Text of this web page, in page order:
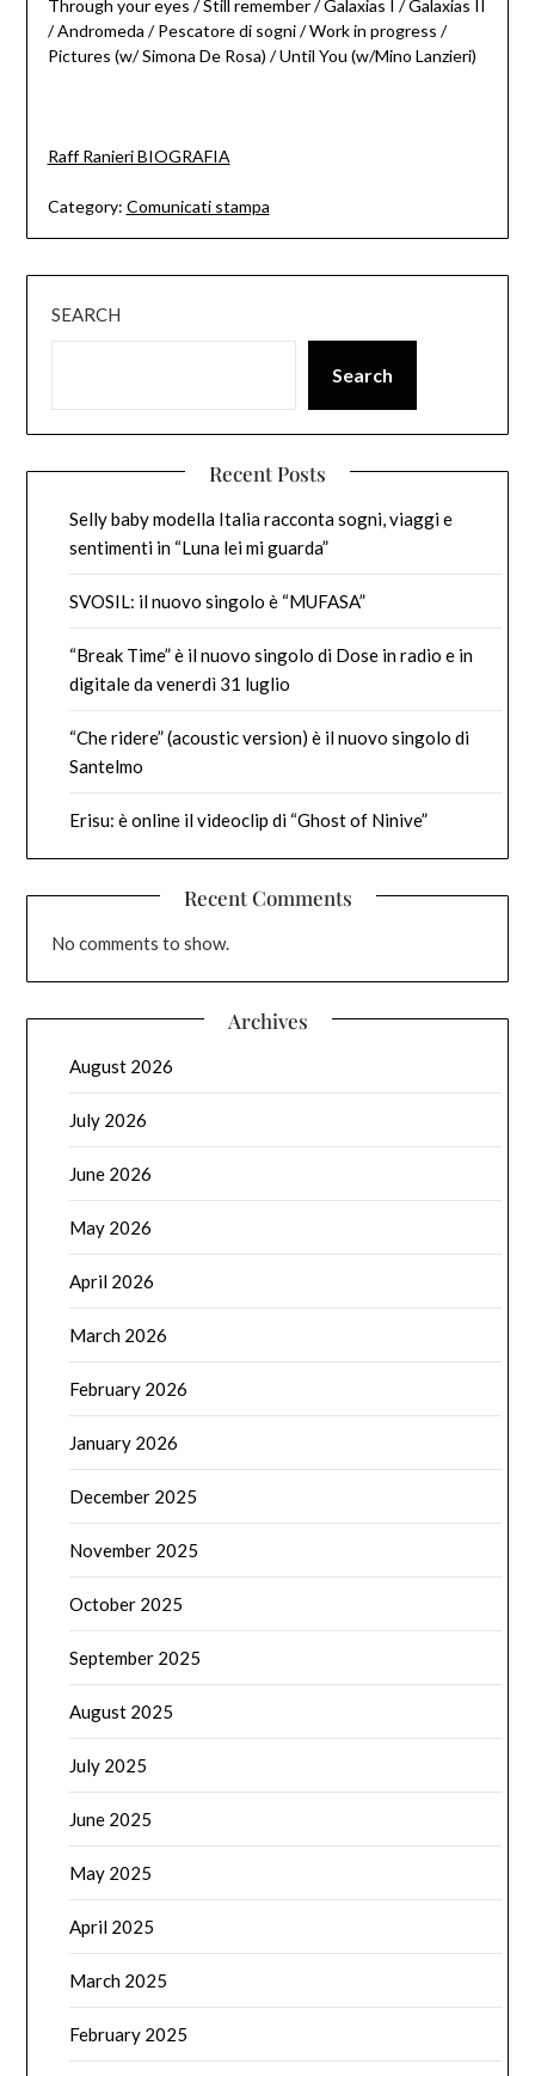
Through your eyes / Still remember / Galaxias I / Galaxias II
/ Andromeda / Pescatore di sogni / Work in progress /
Pictures (w/ Simona De Rosa) / Until You (w/Mino Lanzieri)
Raff Ranieri BIOGRAFIA
Category: Comunicati stampa
SEARCH
Search
Recent Posts
Selly baby modella Italia racconta sogni, viaggi e
sentimenti in “Luna lei mi guarda”
SVOSIL: il nuovo singolo è “MUFASA”
“Break Time” è il nuovo singolo di Dose in radio e in
digitale da venerdì 31 luglio
“Che ridere” (acoustic version) è il nuovo singolo di
Santelmo
Erisu: è online il videoclip di “Ghost of Ninive”
Recent Comments
No comments to show.
Archives
August 2026
July 2026
June 2026
May 2026
April 2026
March 2026
February 2026
January 2026
December 2025
November 2025
October 2025
September 2025
August 2025
July 2025
June 2025
May 2025
April 2025
March 2025
February 2025